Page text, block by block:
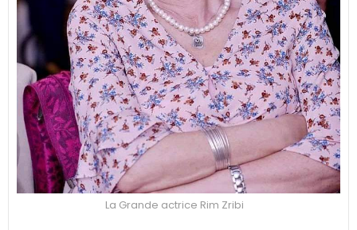
La Grande actrice Rim Zribi